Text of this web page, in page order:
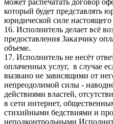
может распечатать договор
который будет представлять
юридической силе настоящего
16. Исполнитель делает всё
предоставления Заказчику
объеме.
17. Исполнитель не несёт
оплаченных услуг, в случае
вызвано не зависящими от
непреодолимой силы -
действиями властей,
в сети интернет,
стихийными бедствиями и
неподконтрольными